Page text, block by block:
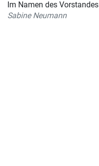
Im Namen des Vorstandes
Sabine Neumann